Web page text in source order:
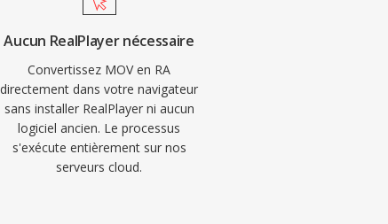
Aucun RealPlayer nécessaire
Convertissez MOV en RA
directement dans votre navigateur
sans installer RealPlayer ni aucun
logiciel ancien. Le processus
s'exécute entièrement sur nos
serveurs cloud.